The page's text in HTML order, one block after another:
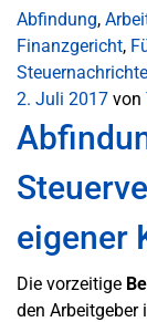
Abfindung,
Finanzgericht,
2. Juli 2017 von
eigener
Die vorzeitige
den